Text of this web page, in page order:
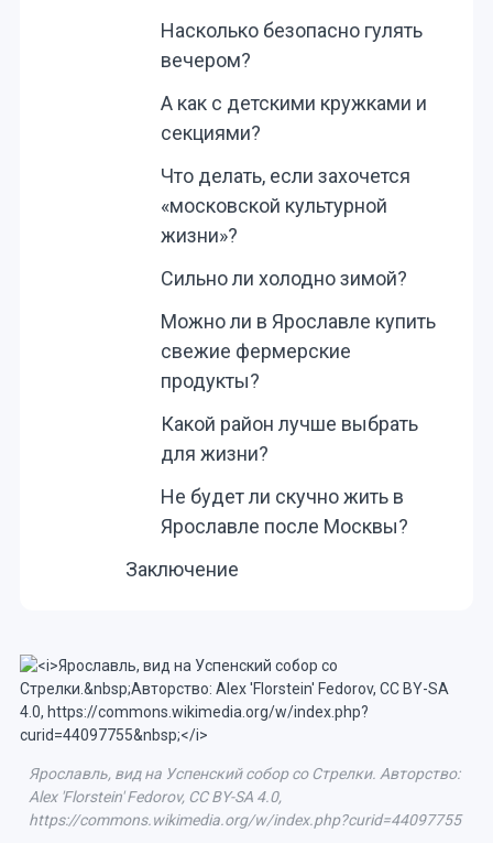
Насколько безопасно гулять
вечером?
А как с детскими кружками и
секциями?
Что делать, если захочется
«московской культурной
жизни»?
Сильно ли холодно зимой?
Можно ли в Ярославле купить
свежие фермерские
продукты?
Какой район лучше выбрать
для жизни?
Не будет ли скучно жить в
Ярославле после Москвы?
Заключение
Ярославль, вид на Успенский собор со Стрелки. Авторство:
Alex 'Florstein' Fedorov, CC BY-SA 4.0,
https://commons.wikimedia.org/w/index.php?curid=44097755